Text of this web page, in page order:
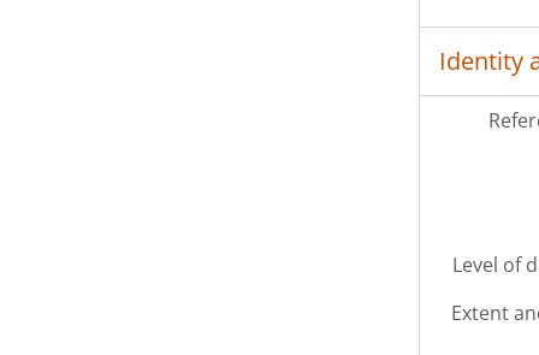
Identity
Level of
Extent